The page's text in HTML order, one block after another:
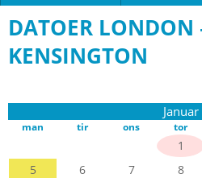
DATOER LONDON
KENSINGTON
Januar
man tir ons tor
1
5
6 7 8